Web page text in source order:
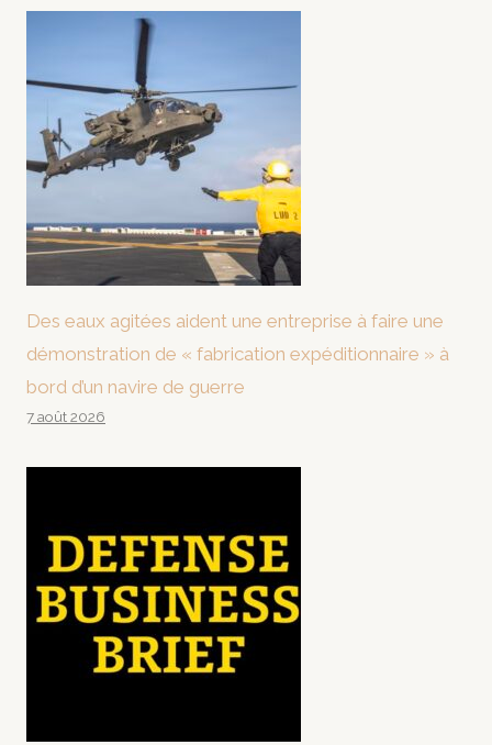
Des eaux agitées aident une entreprise à faire une
démonstration de « fabrication expéditionnaire » à
bord d’un navire de guerre
7 août 2026